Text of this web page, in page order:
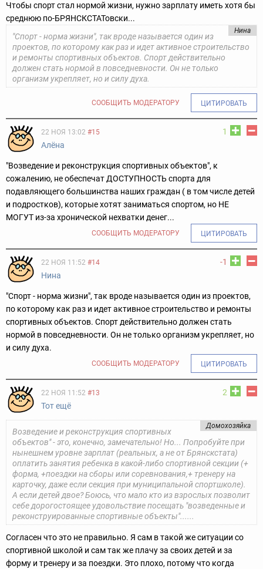
Чтобы спорт стал нормой жизни, нужно зарплату иметь хотя бы
среднюю по-БРЯНСКСТАТовски...
Нина
"Спорт - норма жизни", так вроде называется один из
проектов, по которому как раз и идет активное строительство
и ремонты спортивных объектов. Спорт действительно
должен стать нормой в повседневности. Он не только
организм укрепляет, но и силу духа.
СООБЩИТЬ МОДЕРАТОРУ ЦИТИРОВАТЬ
1
22 НОЯ 13:02 #15
Алёна
"Возведение и реконструкция спортивных объектов", к
сожалению, не обеспечат ДОСТУПНОСТЬ спорта для
подавляющего большинства наших граждан ( в том числе детей
и подростков), которые хотят заниматься спортом, но НЕ
МОГУТ из-за хронической нехватки денег...
СООБЩИТЬ МОДЕРАТОРУ ЦИТИРОВАТЬ
-1
22 НОЯ 11:52 #14
Нина
"Спорт - норма жизни", так вроде называется один из проектов,
по которому как раз и идет активное строительство и ремонты
спортивных объектов. Спорт действительно должен стать
нормой в повседневности. Он не только организм укрепляет, но
и силу духа.
СООБЩИТЬ МОДЕРАТОРУ ЦИТИРОВАТЬ
2
22 НОЯ 11:52 #13
Тот ещё
Домохозяйка
Возведение и реконструкция спортивных
объектов" - это, конечно, замечательно! Но... Попробуйте при
нынешнем уровне зарплат (реальных, а не от Брянскстата)
оплатить занятия ребенка в какой-либо спортивной секции (+
форма, +поездки на сборы или соревнования,+ тренеру на
карточку, даже если секция при муниципальной спортшколе).
А если детей двое? Боюсь, что мало кто из взрослых позволит
себе дорогостоящее удовольствие посещать "возведенные и
реконструированные спортивные объекты"......
Согласен что это не правильно. Я сам в такой же ситуации со
спортивной школой и сам так же плачу за своих детей и за
форму и тренеру и за поездки. Это плохо, потому что когда